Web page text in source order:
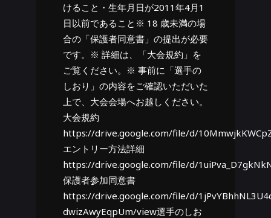
けること・生年月日が2011年4月1
日以前であること※ 18 歳未満の場
合の「保護者同意書」の提出が必要
です。※ 詳細は、「大会規約」を
ご覧ください。※ 事前に「選手の
しおり」の内容をご確認いただいた
上で、大会会場へお越しください。
大会規約
https://drive.google.com/file/d/
エントリー方法詳細
https://drive.google.com/file/d/
保護者参加同意書
https://drive.google.com/file/d/
dwizAwyEqpUm/view選手のしお